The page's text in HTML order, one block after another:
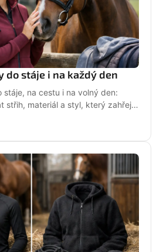
do stáje i na každý den
na cestu i na volný den:
střih, materiál a styl, který zahřeje